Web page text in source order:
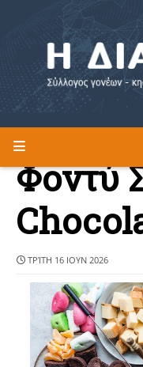
Η
Φοντύ
ΤΡΊΤΗ 16 ΙΟΥΝ 2026